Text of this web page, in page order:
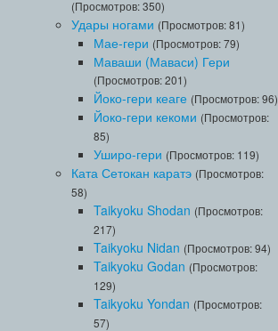
(Просмотров: 350)
Удары ногами (Просмотров: 81)
Мае-гери (Просмотров: 79)
Маваши (Маваси) Гери
(Просмотров: 201)
Йоко-гери кеаге (Просмотров: 96)
Йоко-гери кекоми (Просмотров:
85)
Уширо-гери (Просмотров: 119)
Ката Сетокан каратэ (Просмотров:
58)
Taikyoku Shodan (Просмотров:
217)
Taikyoku Nidan (Просмотров: 94)
Taikyoku Godan (Просмотров:
129)
Taikyoku Yondan (Просмотров:
57)